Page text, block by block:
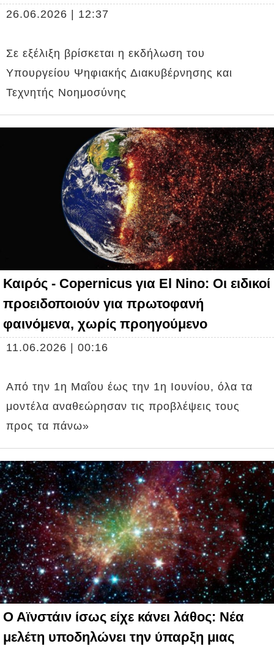
26.06.2026 | 12:37
Σε εξέλιξη βρίσκεται η εκδήλωση του
Υπουργείου Ψηφιακής Διακυβέρνησης και
Τεχνητής Νοημοσύνης
Καιρός - Copernicus για El Nino: Οι ειδικοί
προειδοποιούν για πρωτοφανή
φαινόμενα, χωρίς προηγούμενο
11.06.2026 | 00:16
Από την 1η Μαΐου έως την 1η Ιουνίου, όλα τα
μοντέλα αναθεώρησαν τις προβλέψεις τους
προς τα πάνω»
Ο Αϊνστάιν ίσως είχε κάνει λάθος: Νέα
μελέτη υποδηλώνει την ύπαρξη μιας